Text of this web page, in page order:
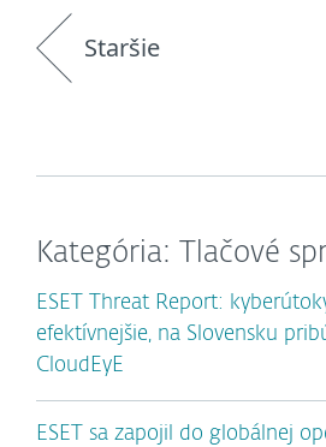
Staršie
Kategória: Tlačové
ESET Threat Report:
efektívnejšie, na Slovensku
CloudEyE
ESET sa zapojil do globálnej